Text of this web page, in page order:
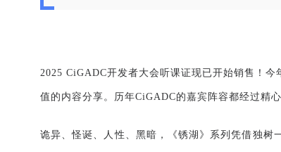
2025 CiGADC开发者大会听课证现已开始销售！今
值的内容分享。历年CiGADC的嘉宾阵容都经过精
诡异、怪诞、人性、黑暗，《锈湖》系列凭借独树